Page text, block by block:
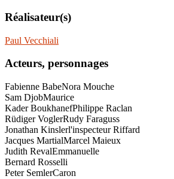
Réalisateur(s)
Paul Vecchiali
Acteurs, personnages
Fabienne BabeNora Mouche
Sam DjobMaurice
Kader BoukhanefPhilippe Raclan
Rüdiger VoglerRudy Faraguss
Jonathan Kinslerl'inspecteur Riffard
Jacques MartialMarcel Maieux
Judith RevalEmmanuelle
Bernard Rosselli
Peter SemlerCaron